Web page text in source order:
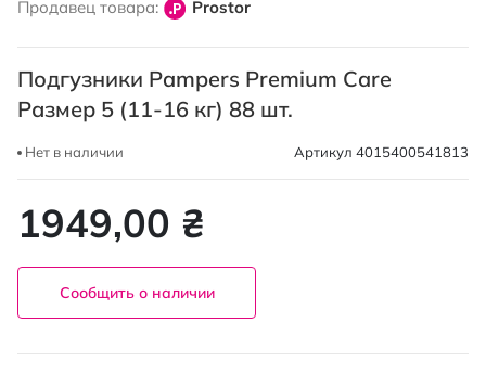
началу
изображений
Продавец товара: Prostor
Подгузники Pampers Premium Care
Размер 5 (11-16 кг) 88 шт.
Нет в наличии Артикул 4015400541813
1949,00 ₴
Сообщить о наличии